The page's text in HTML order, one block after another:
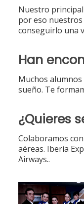
Nuestro
por eso
conseguirlo una
Han
Muchos
sueño. Te
¿Quieres
Colaboramos
aéreas. Iberia
Airways..